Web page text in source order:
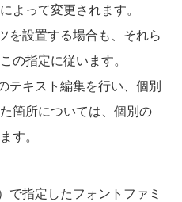
よって変更されます。
を設置する場合も、それら
の指定に従います。
テキスト編集を行い、個別
箇所については、個別の
す。
指定したフォントファミ